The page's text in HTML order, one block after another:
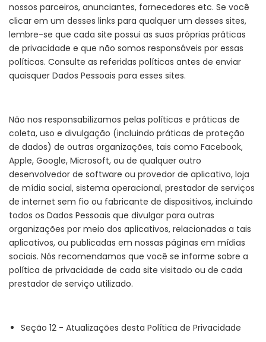
nossos parceiros, anunciantes, fornecedores etc. Se você
clicar em um desses links para qualquer um desses sites,
lembre-se que cada site possui as suas próprias práticas
de privacidade e que não somos responsáveis por essas
políticas. Consulte as referidas políticas antes de enviar
quaisquer Dados Pessoais para esses sites.
Não nos responsabilizamos pelas políticas e práticas de
coleta, uso e divulgação (incluindo práticas de proteção
de dados) de outras organizações, tais como Facebook,
Apple, Google, Microsoft, ou de qualquer outro
desenvolvedor de software ou provedor de aplicativo, loja
de mídia social, sistema operacional, prestador de serviços
de internet sem fio ou fabricante de dispositivos, incluindo
todos os Dados Pessoais que divulgar para outras
organizações por meio dos aplicativos, relacionadas a tais
aplicativos, ou publicadas em nossas páginas em mídias
sociais. Nós recomendamos que você se informe sobre a
política de privacidade de cada site visitado ou de cada
prestador de serviço utilizado.
Seção 12 - Atualizações desta Política de Privacidade